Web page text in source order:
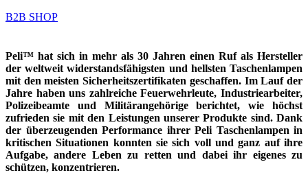
B2B SHOP
Peli™ hat sich in mehr als 30 Jahren einen Ruf als Hersteller
der weltweit widerstandsfähigsten und hellsten Taschenlampen
mit den meisten Sicherheitszertifikaten geschaffen. Im Lauf der
Jahre haben uns zahlreiche Feuerwehrleute, Industriearbeiter,
Polizeibeamte und Militärangehörige berichtet, wie höchst
zufrieden sie mit den Leistungen unserer Produkte sind. Dank
der überzeugenden Performance ihrer Peli Taschenlampen in
kritischen Situationen konnten sie sich voll und ganz auf ihre
Aufgabe, andere Leben zu retten und dabei ihr eigenes zu
schützen, konzentrieren.